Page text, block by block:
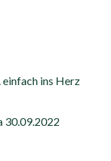
ins Herz
30.09.2022